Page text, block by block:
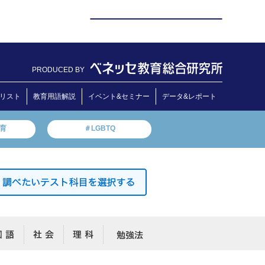
PRODUCED BY
スト 教育用語解説 イベント&セミナー データ&レポート
＃LGBTQ